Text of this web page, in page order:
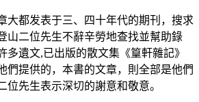
大都发表于三、四十年代的期刊，搜求
山二位先生不辭辛勞地查找並幫助錄
多遺文,已出版的散文集《篁軒雜記》
們提供的，本書的文章，則全部是他們
位先生表示深切的謝意和敬意。